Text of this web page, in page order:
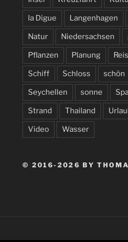
la Digue Langenhagen
Natur Niedersachsen
Pflanzen Planung
Schiff Schloss schön
Seychellen sonne
Strand Thailand
Video Wasser
© 2016-2026 BY